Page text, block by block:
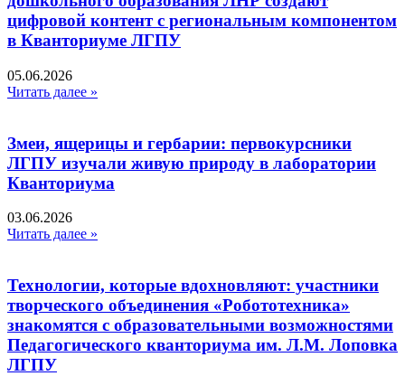
цифровой контент с региональным компонентом
в Кванториуме ЛГПУ​
05.06.2026
Читать далее »
Змеи, ящерицы и гербарии: первокурсники
ЛГПУ изучали живую природу в лаборатории
Кванториума
03.06.2026
Читать далее »
Технологии, которые вдохновляют: участники
творческого объединения «Робототехника»
знакомятся с образовательными возможностями
Педагогического кванториума им. Л.М. Лоповка
ЛГПУ